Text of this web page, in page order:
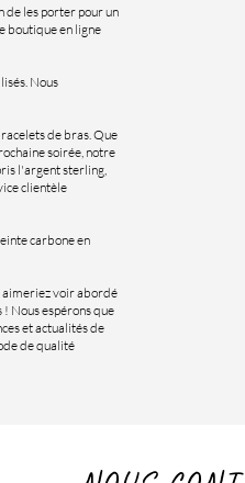
de les porter pour un
boutique en ligne
Nous
de bras. Que
soirée, notre
l'argent sterling,
clientèle
carbone en
aimeriez voir abordé
! Nous espérons que
et actualités de
de qualité